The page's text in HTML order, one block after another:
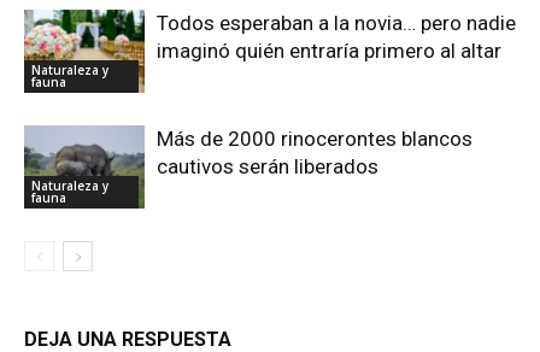
Naturaleza y
fauna
Todos esperaban a la novia… pero nadie
imaginó quién entraría primero al altar
Naturaleza y
fauna
Más de 2000 rinocerontes blancos
cautivos serán liberados
DEJA UNA RESPUESTA